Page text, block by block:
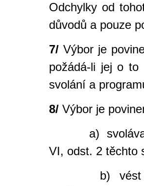
Odchylky od
důvodů a pouze
7/Výbor je
požádá-li jej o to
svolání a
8/ Výbor je
a) svolávat
VI, odst. 2 těchto
b) vést řádně